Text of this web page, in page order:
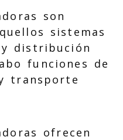
son
sistemas
distribución
funciones de
transporte
ofrecen